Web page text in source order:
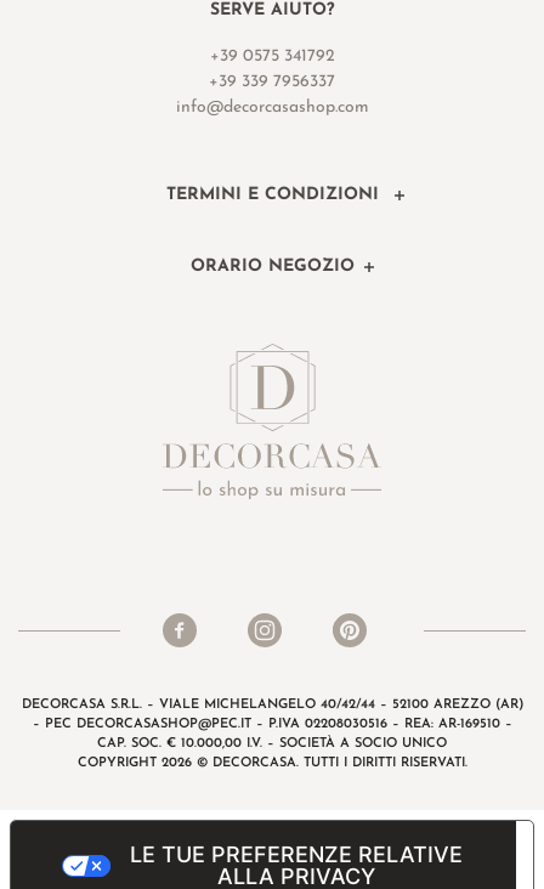
SERVE AIUTO?
+39 0575 341792
+39 339 7956337
info@decorcasashop.com
TERMINI E CONDIZIONI
ORARIO NEGOZIO
DECORCASA S.R.L. – VIALE MICHELANGELO 40/42/44 – 52100 AREZZO (AR)
– PEC DECORCASASHOP@PEC.IT– P.IVA 02208030516 – REA: AR-169510 –
CAP. SOC. € 10.000,00 I.V. – SOCIETÀ A SOCIO UNICO
COPYRIGHT 2026 © DECORCASA. TUTTI I DIRITTI RISERVATI.
LE TUE PREFERENZE RELATIVE
ALLA PRIVACY